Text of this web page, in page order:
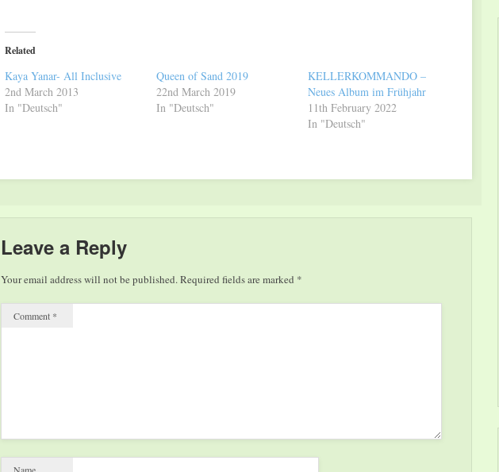
(Opens
in
new
Related
Kaya Yanar- All Inclusive
2nd March 2013
In "Deutsch"
Queen of Sand 2019
22nd March 2019
In "Deutsch"
KELLERKOMMANDO –
Neues Album im Frühjahr
11th February 2022
In "Deutsch"
Leave a Reply
Your email address will not be published.Required fields are marked *
Comment *